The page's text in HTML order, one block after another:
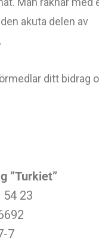
akuta delen av
ditt bidrag
”Turkiet”
54 23
7